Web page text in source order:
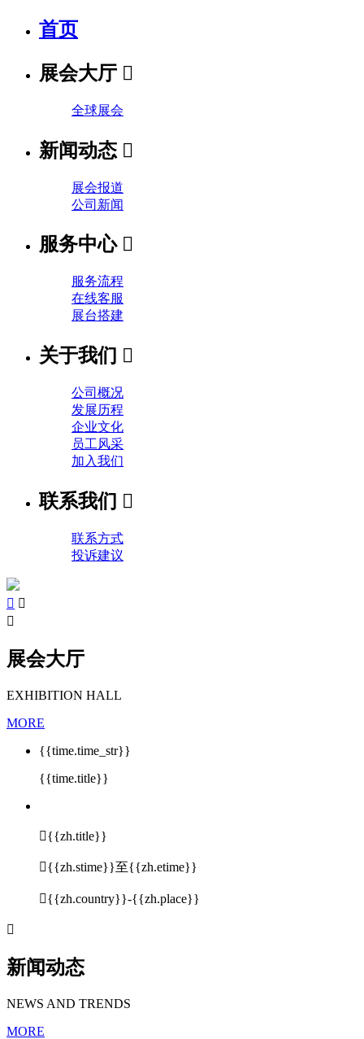
首页
展会大厅 
全球展会
新闻动态 
展会报道
公司新闻
服务中心 
服务流程
在线客服
展台搭建
关于我们 
公司概况
发展历程
企业文化
员工风采
加入我们
联系我们 
联系方式
投诉建议
 

展会大厅
EXHIBITION HALL
MORE
{{time.time_str}}
{{time.title}}
{{zh.title}}
{{zh.stime}}至{{zh.etime}}
{{zh.country}}-{{zh.place}}

新闻动态
NEWS AND TRENDS
MORE